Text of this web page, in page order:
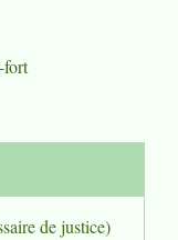
fort
de justice)